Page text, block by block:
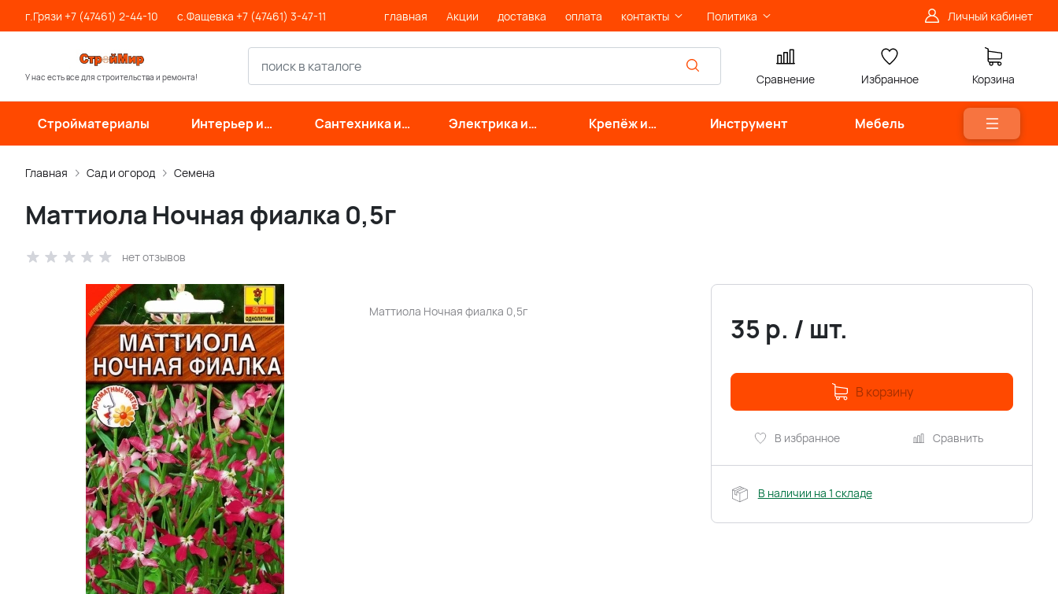
г.Грязи +7 (47461) 2-44-10 с.Фащевка +7 (47461) 3-47-11 главная Акции доставка оплата контакты Политика Личный кабинет
У нас есть все для строительства и ремонта! Сравнение Избранное Корзина
Стройматериалы
Интерьер и
отделка
Сантехника и
инженерные
Электрика и
свет
Крепёж и
фурнитура
Инструмент Мебель
Главная Сад и огород Семена
Маттиола Ночная фиалка 0,5г
нет отзывов
Маттиола Ночная фиалка 0,5г
35 р. / шт.
В корзину
В избранное Сравнить
В наличии на 1 складе